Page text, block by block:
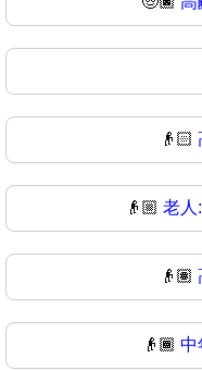
👴🏻
👴🏼 老人
👴🏽
👴🏾 中